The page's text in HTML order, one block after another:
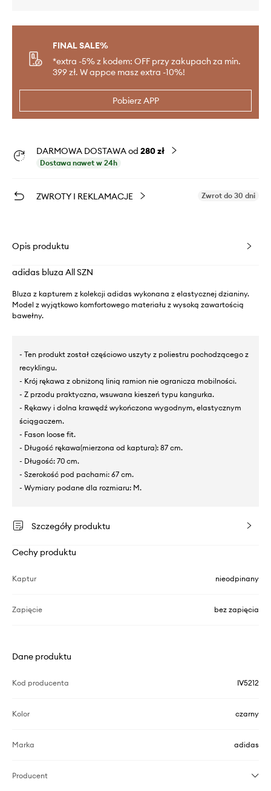
FINAL SALE%
*extra -5% z kodem: OFF przy zakupach za min.
399 zł. W appce masz extra -10%!
Pobierz APP
DARMOWA DOSTAWA od 280 zł
Dostawa nawet w 24h
ZWROTY I REKLAMACJE Zwrot do 30 dni
Opis produktu
adidas bluza All SZN
Bluza z kapturem z kolekcji adidas wykonana z elastycznej dzianiny.
Model z wyjątkowo komfortowego materiału z wysoką zawartością
bawełny.
- Ten produkt został częściowo uszyty z poliestru pochodzącego z
recyklingu.
- Krój rękawa z obniżoną linią ramion nie ogranicza mobilności.
- Z przodu praktyczna, wsuwana kieszeń typu kangurka.
- Rękawy i dolna krawędź wykończona wygodnym, elastycznym
ściągaczem.
- Fason loose fit.
- Długość rękawa(mierzona od kaptura): 87 cm.
- Długość: 70 cm.
- Szerokość pod pachami: 67 cm.
- Wymiary podane dla rozmiaru: M.
Szczegóły produktu
Cechy produktu
Kaptur nieodpinany
Zapięcie bez zapięcia
Dane produktu
Kod producenta IV5212
Kolor czarny
Marka adidas
Producent